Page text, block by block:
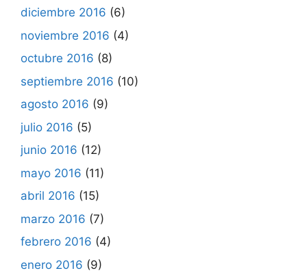
diciembre 2016 (6)
noviembre 2016 (4)
octubre 2016 (8)
septiembre 2016 (10)
agosto 2016 (9)
julio 2016 (5)
junio 2016 (12)
mayo 2016 (11)
abril 2016 (15)
marzo 2016 (7)
febrero 2016 (4)
enero 2016 (9)